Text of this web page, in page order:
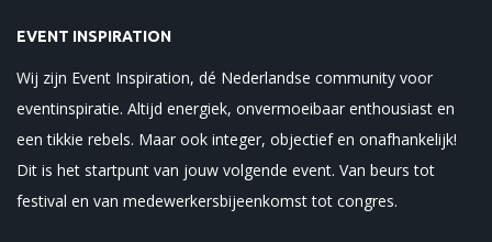
EVENT INSPIRATION
Wij zijn Event Inspiration, dé Nederlandse community voor
eventinspiratie. Altijd energiek, onvermoeibaar enthousiast en
een tikkie rebels. Maar ook integer, objectief en onafhankelijk!
Dit is het startpunt van jouw volgende event. Van beurs tot
festival en van medewerkersbijeenkomst tot congres.